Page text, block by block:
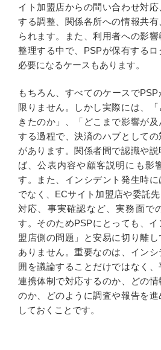
イト加盟店からの問い合わせ対
する調整、関係各所への情報共
られます。また、利用者への影
整理する中で、PSPが保有する
必要になるケースもあります。
もちろん、すべてのケースで
限りません。しかし実際には、
きたのか」、「どこまで影響が
する過程で、決済のハブとして
があります。関係者間で認識や
ば、公表内容や顧客説明にも影
す。また、インシデント発生時
でなく、ECサイト加盟店や委託
対応、事実確認など、実務面で
す。そのためPSPにとっても、
盟店側の問題」と安易に切り離
ありません。重要なのは、イン
囲を議論することだけではなく
連携体制で対応するのか、どの
のか、どのように調査や報告を
しておくことです。